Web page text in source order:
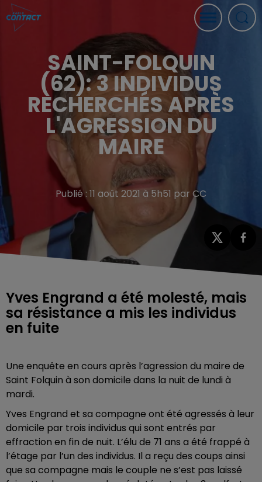
SAINT-FOLQUIN
(62): 3 INDIVIDUS
RECHERCHÉS APRÈS
L'AGRESSION DU
MAIRE
Publié : 11 août 2021 à 5h51 par CC
Yves Engrand a été molesté, mais
sa résistance a mis les individus
en fuite
Une enquête en cours après l’agression du maire de
Saint Folquin à son domicile dans la nuit de lundi à
mardi.
Yves Engrand et sa compagne ont été agressés à leur
domicile par trois individus qui sont entrés par
effraction en fin de nuit. L’élu de 71 ans a été frappé à
l’étage par l’un des individus. Il a reçu des coups ainsi
que sa compagne mais le couple ne s’est pas laissé